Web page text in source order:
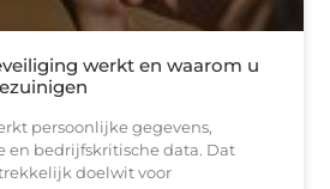
werkt en waarom u
persoonlijke gegevens,
en bedrijfskritische data. Dat
doelwit voor